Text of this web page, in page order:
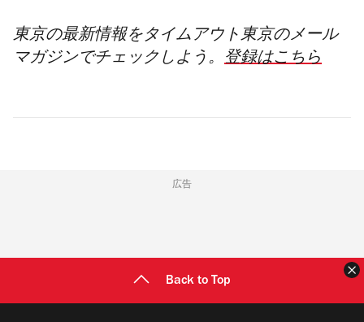
東京の最新情報をタイムアウト東京のメール
マガジンでチェックしよう。 登録はこちら
広告
Back to Top